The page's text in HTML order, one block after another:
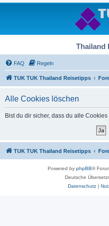
Thailand
FAQ Regeln
TUK TUK Thailand Reisetipps
Alle Cookies löschen
Bist du dir sicher, dass du alle
TUK TUK Thailand Reisetipps
Powered by phpBB®
Deutsche
Datenschutz|